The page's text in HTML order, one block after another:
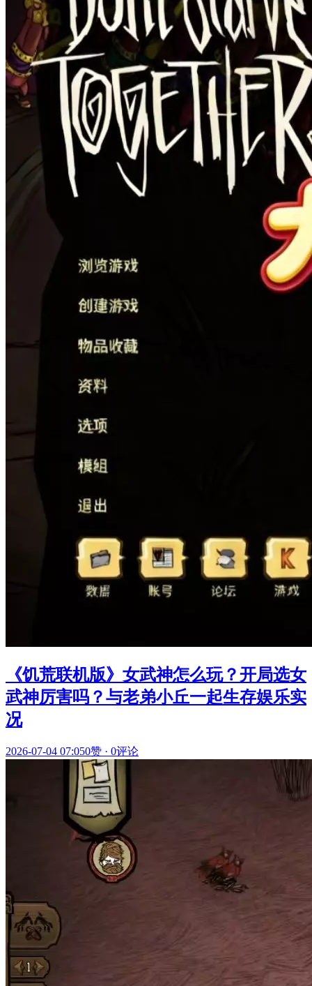
《饥荒联机版》女武神怎么玩？开局选女
武神厉害吗？与老弟小丘一起生存娱乐实
况
2026-07-04 07:050赞 · 0评论